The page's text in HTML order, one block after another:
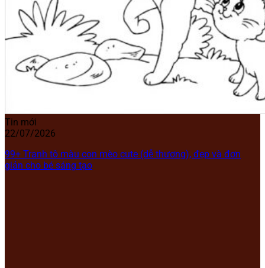
Tin mới
22/07/2026
99+ Tranh tô màu con mèo cute (dễ thương), đẹp và đơn
giản cho bé sáng tạo